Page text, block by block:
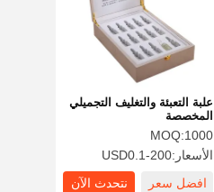
علبة التعبئة والتغليف التجميلي
المخصصة
MOQ:1000
الأسعار:USD0.1-200
افضل سعر
نتحدث الآن